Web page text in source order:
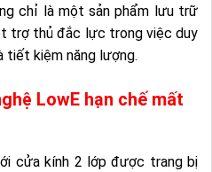
chỉ là một sản phẩm lưu trữ
trợ thủ đắc lực trong việc duy
kiệm năng lượng.
LowE hạn chế mất
cửa kính 2 lớp được trang bị